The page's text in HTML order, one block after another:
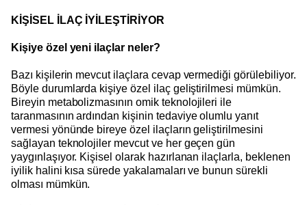
KİŞİSEL İLAÇ İYİLEŞTİRİYOR
Kişiye özel yeni ilaçlar neler?
Bazı kişilerin mevcut ilaçlara cevap vermediği görülebiliyor.
Böyle durumlarda kişiye özel ilaç geliştirilmesi mümkün.
Bireyin metabolizmasının omik teknolojileri ile
taranmasının ardından kişinin tedaviye olumlu yanıt
vermesi yönünde bireye özel ilaçların geliştirilmesini
sağlayan teknolojiler mevcut ve her geçen gün
yaygınlaşıyor. Kişisel olarak hazırlanan ilaçlarla, beklenen
iyilik halini kısa sürede yakalamaları ve bunun sürekli
olması mümkün.